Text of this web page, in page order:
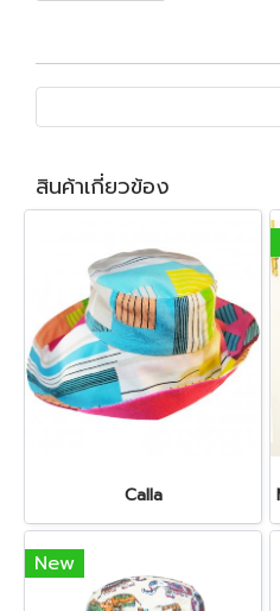
สินค้าเกี่ยวข้อง
Calla
New